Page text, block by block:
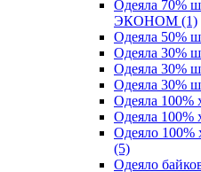
Одеяла 70%
ЭКОНОМ (1)
Одеяла 50%
Одеяла 30%
Одеяла 30%
Одеяла 30%
Одеяла 100%
Одеяла 100%
Одеяло 100%
(5)
Одеяло